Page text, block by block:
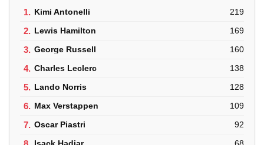
1. Kimi Antonelli 219
2. Lewis Hamilton 169
3. George Russell 160
4. Charles Leclerc 138
5. Lando Norris 128
6. Max Verstappen 109
7. Oscar Piastri 92